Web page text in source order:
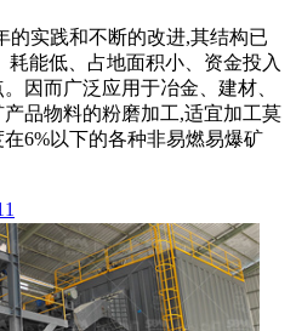
的实践和不断的改进,其结构已
耗能低、占地面积小、资金投入
因而广泛应用于冶金、建材、
品物料的粉磨加工,适宜加工莫
6%以下的各种非易燃易爆矿